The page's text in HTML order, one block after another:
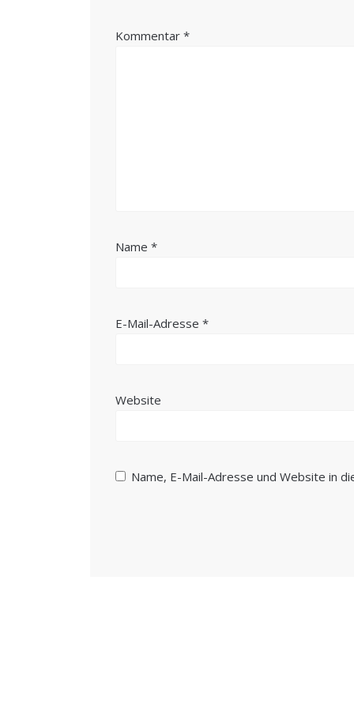
Kommentar*
Name*
E-Mail-Adresse*
Website
Name, E-Mail-Adresse und Website in